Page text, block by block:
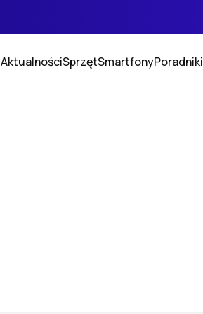
AktualnościSprzętSmartfonyPoradniki